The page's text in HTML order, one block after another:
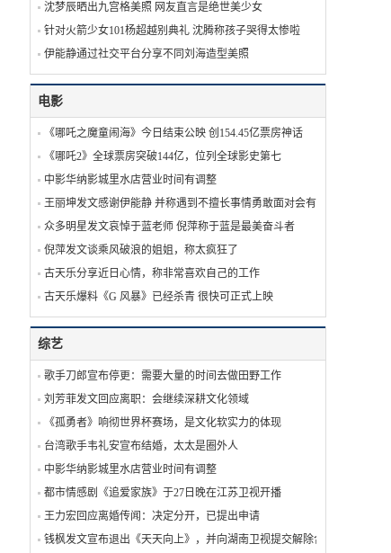
沈梦辰晒出九宫格美照 网友直言是绝世美少女
针对火箭少女101杨超越别典礼 沈腾称孩子哭得太惨啦
伊能静通过社交平台分享不同刘海造型美照
电影
《哪吒之魔童闹海》今日结束公映 创154.45亿票房神话
《哪吒2》全球票房突破144亿，位列全球影史第七
中影华纳影城里水店营业时间有调整
王丽坤发文感谢伊能静 并称遇到不擅长事情勇敢面对会有收获
众多明星发文哀悼于蓝老师 倪萍称于蓝是最美奋斗者
倪萍发文谈乘风破浪的姐姐，称太疯狂了
古天乐分享近日心情，称非常喜欢自己的工作
古天乐爆料《G 风暴》已经杀青 很快可正式上映
综艺
歌手刀郎宣布停更：需要大量的时间去做田野工作
刘芳菲发文回应离职：会继续深耕文化领域
《孤勇者》响彻世界杯赛场，是文化软实力的体现
台湾歌手韦礼安宣布结婚，太太是圈外人
中影华纳影城里水店营业时间有调整
都市情感剧《追爱家族》于27日晚在江苏卫视开播
王力宏回应离婚传闻：决定分开，已提出申请
钱枫发文宣布退出《天天向上》，并向湖南卫视提交解除合作关系